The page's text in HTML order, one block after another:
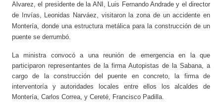
Alvarez, el presidente de la ANI, Luis Fernando Andrade y el director
de Invías, Leonidas Narváez, visitaron la zona de un accidente en
Montería, donde una estructura metálica para la construcción de un
puente se derrumbó.
La ministra convocó a una reunión de emergencia en la que
participaron representantes de la firma Autopistas de la Sabana, a
cargo de la construcción del puente en concreto, la firma de
interventoría y autoridades locales entre ellos los alcaldes de
Montería, Carlos Correa, y Cereté, Francisco Padilla.